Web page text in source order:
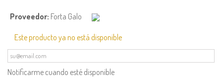
Proveedor: Forta Galo
Este producto ya no está disponible
Notificarme cuando esté disponible